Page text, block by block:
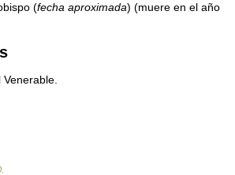
(fecha aproximada) (muere en el año
Venerable.